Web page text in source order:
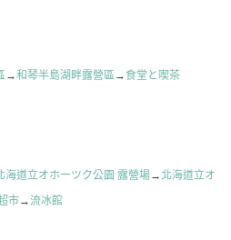
→和琴半島湖畔露營區→食堂と喫茶
海道立オホーツク公園 露營場→北海道立オ
市→流冰館